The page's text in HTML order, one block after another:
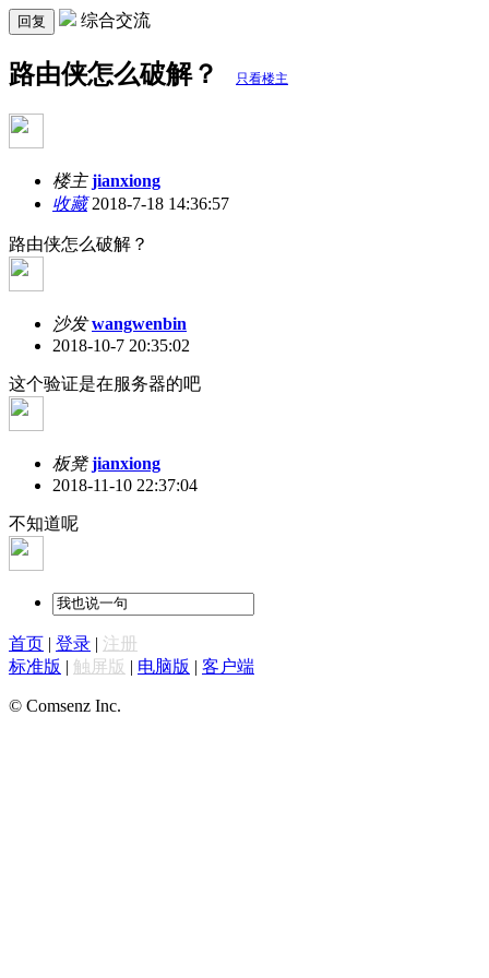
回复 综合交流
路由侠怎么破解？ 只看楼主
楼主 jianxiong
收藏2018-7-18 14:36:57
路由侠怎么破解？
沙发 wangwenbin
2018-10-7 20:35:02
这个验证是在服务器的吧
板凳 jianxiong
2018-11-10 22:37:04
不知道呢
首页 | 登录 | 注册
标准版 | 触屏版 | 电脑版 | 客户端
© Comsenz Inc.